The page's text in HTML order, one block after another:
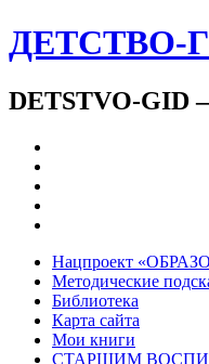
ДЕТСТВО-
DETSTVO-GID
Нацпроект
Методические
Библиотека
Карта сайта
Мои книги
СТАРШИМ